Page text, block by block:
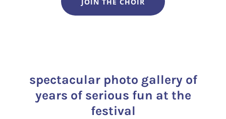
spectacular photo gallery of
years of serious fun at the
festival